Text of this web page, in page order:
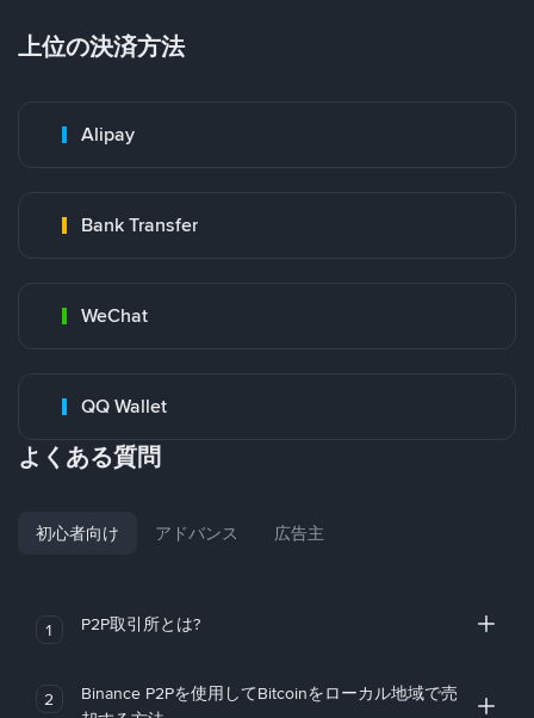
上位の決済方法
Alipay
Bank Transfer
WeChat
QQ Wallet
よくある質問
初心者向け アドバンス 広告主
1 P2P取引所とは?
2
Binance P2Pを使用してBitcoinをローカル地域で売